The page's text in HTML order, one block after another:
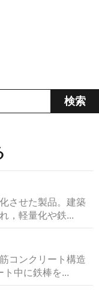
させた製品。建築
，軽量化や鉄...
ンクリート構造
中に鉄棒を...